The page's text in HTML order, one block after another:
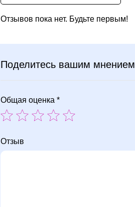
Отзывов пока нет. Будьте первым!
Поделитесь вашим мнением
Общая оценка *
Отзыв